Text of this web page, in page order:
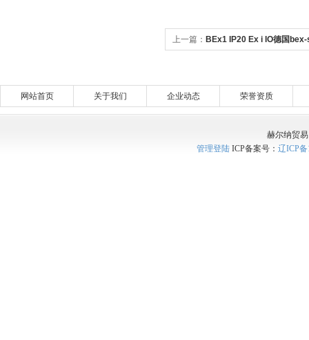
上一篇： BEx1 IP20 Ex i IO德国
网站首页 关于我们 企业动态 荣誉资质
赫尔纳贸
管理登陆ICP备案号： 辽ICP备